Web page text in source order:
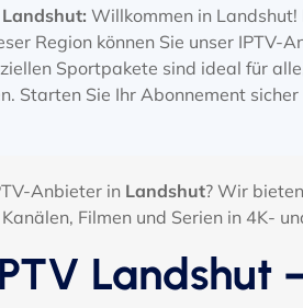
Willkommen in Landshut!
Region können Sie unser IPTV-
Sportpakete sind ideal für
Starten Sie Ihr Abonnement
Anbieter in Landshut? Wir
Filmen und Serien in 4K-
Landshut